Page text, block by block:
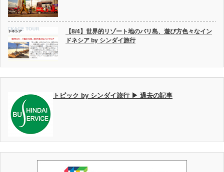
【8/4】世界的リゾート地のバリ島、遊び方色々なイン
ドネシア by シンダイ旅行
トピック by シンダイ旅行 ▶ 過去の記事